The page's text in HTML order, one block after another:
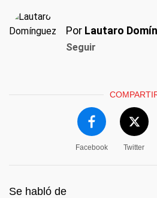
Por Lautaro
Seguir
Facebook Twitter
Se habló de